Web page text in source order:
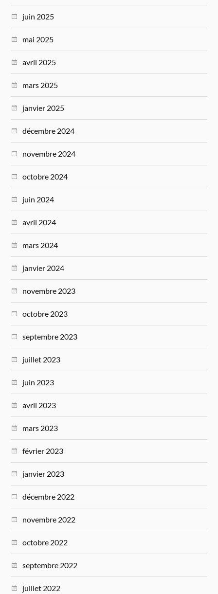
juin 2025
mai 2025
avril 2025
mars 2025
janvier 2025
décembre 2024
novembre 2024
octobre 2024
juin 2024
avril 2024
mars 2024
janvier 2024
novembre 2023
octobre 2023
septembre 2023
juillet 2023
juin 2023
avril 2023
mars 2023
février 2023
janvier 2023
décembre 2022
novembre 2022
octobre 2022
septembre 2022
juillet 2022